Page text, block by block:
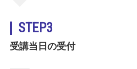
STEP3
受講当日の受付